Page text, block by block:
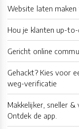
Website laten maken
Hou je klanten up-to-
Gericht online
Gehackt? Kies voor
weg-verificatie
Makkelijker, sneller
Ontdek de app.